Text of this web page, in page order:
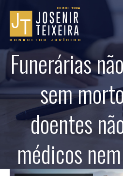
Funerárias
sem
doentes
médicos